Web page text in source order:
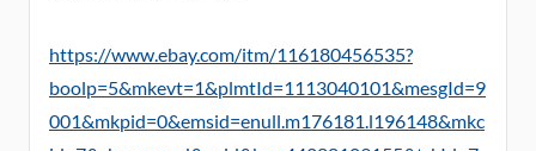
https://www.ebay.com/itm/116180456535?
boolp=5&mkevt=1&plmtId=1113040101&mesgId=9
001&mkpid=0&emsid=enull.m176181.l196148&mkc